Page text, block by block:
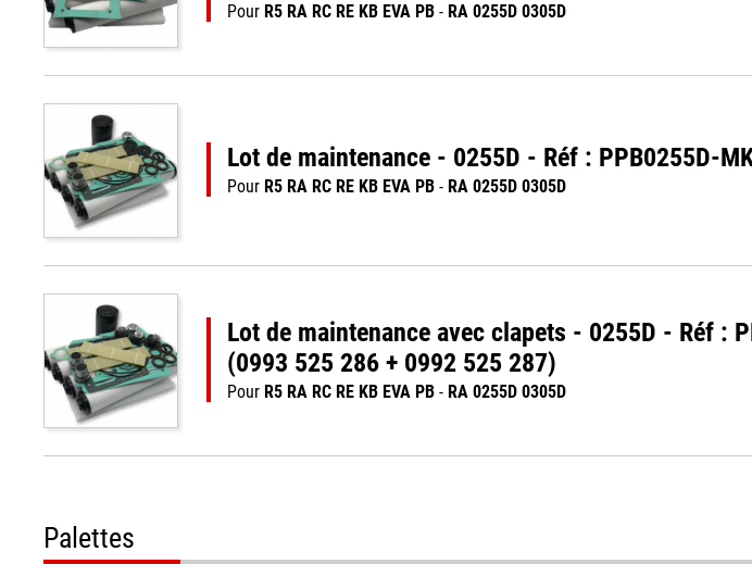
Pour R5 RA RC RE KB EVA PB - RA 0255D 0305D
Lot de maintenance - 0255D - Réf : PPB0255D-
Pour R5 RA RC RE KB EVA PB - RA 0255D 0305D
Lot de maintenance avec clapets - 0255D - Réf :
(0993 525 286 + 0992 525 287)
Pour R5 RA RC RE KB EVA PB - RA 0255D 0305D
Palettes